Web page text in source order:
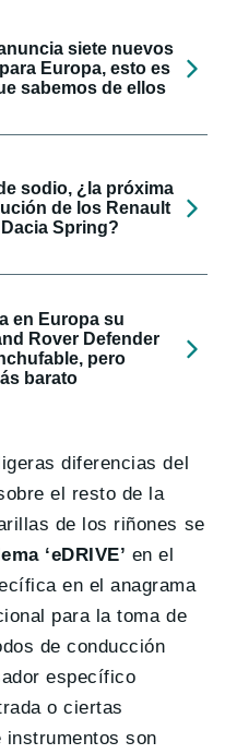
siete nuevos
Europa, esto es
sabemos de ellos
sodio, ¿la próxima
de los Renault
Spring?
en Europa su
Rover Defender
pero
barato
diferencias del
el resto de la
de los riñones se
‘eDRIVE’ en el
en el anagrama
para la toma de
de conducción
específico
o ciertas
instrumentos son